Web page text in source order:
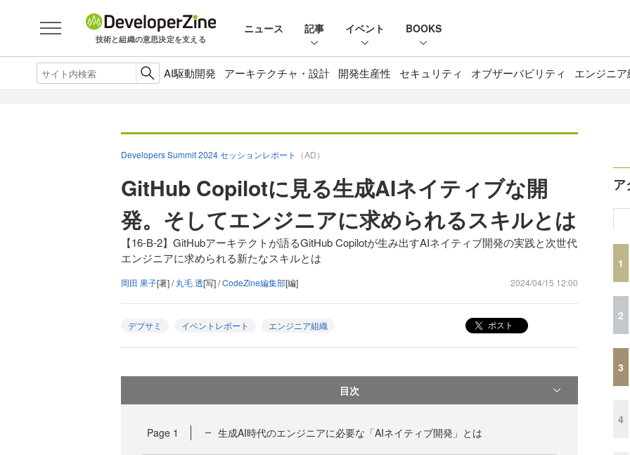
技術と組織の意思決定を支える
ニュース 記事 イベント BOOKS
AI駆動開発 アーキテクチャ・設計 開発生産性 セキュリティ オブザーバビリティ エンジニ
Developers Summit 2024 セッションレポート （AD）
GitHub Copilotに見る生成AIネイティブな開
発。そしてエンジニアに求められるスキルとは
【16-B-2】GitHubアーキテクトが語るGitHub Copilotが生み出すAIネイティブ開発の実践と次世代
エンジニアに求められる新たなスキルとは
岡田 果子[著] /丸毛 透[写] /CodeZine編集部[編] 2024/04/15 12:00
デブサミ イベントレポート エンジニア組織 ポスト
目次
Page 1 生成AI時代のエンジニアに必要な「AIネイティブ開発」とは
ア
1
2
3
4